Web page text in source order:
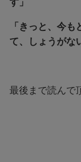
「きっと、今
て、しょうがな
最後まで読んで